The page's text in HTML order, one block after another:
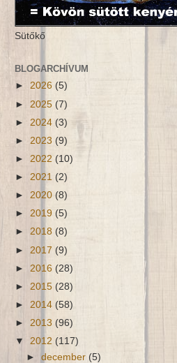
Sütőkő
BLOGARCHÍVUM
► 2026 (5)
► 2025 (7)
► 2024 (3)
► 2023 (9)
► 2022 (10)
► 2021 (2)
► 2020 (8)
► 2019 (5)
► 2018 (8)
► 2017 (9)
► 2016 (28)
► 2015 (28)
► 2014 (58)
► 2013 (96)
▼ 2012 (117)
►december (5)